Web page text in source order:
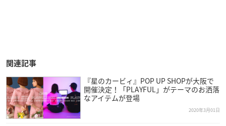
関連記事
『星のカービィ』POP UP SHOPが大阪で
開催決定！「PLAYFUL」がテーマのお洒落
なアイテムが登場
2020年3月01日